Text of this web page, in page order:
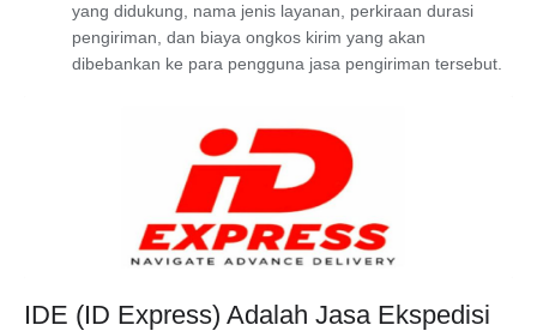
yang didukung, nama jenis layanan, perkiraan durasi
pengiriman, dan biaya ongkos kirim yang akan
dibebankan ke para pengguna jasa pengiriman tersebut.
IDE (ID Express) Adalah Jasa Ekspedisi